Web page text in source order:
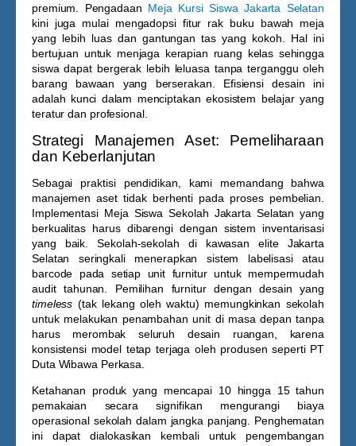
premium. Pengadaan Meja Kursi Siswa Jakarta Selatan
kini juga mulai mengadopsi fitur rak buku bawah meja
yang lebih luas dan gantungan tas yang kokoh. Hal ini
bertujuan untuk menjaga kerapian ruang kelas sehingga
siswa dapat bergerak lebih leluasa tanpa terganggu oleh
barang bawaan yang berserakan. Efisiensi desain ini
adalah kunci dalam menciptakan ekosistem belajar yang
teratur dan profesional.
Strategi Manajemen Aset: Pemeliharaan
dan Keberlanjutan
Sebagai praktisi pendidikan, kami memandang bahwa
manajemen aset tidak berhenti pada proses pembelian.
Implementasi Meja Siswa Sekolah Jakarta Selatan yang
berkualitas harus dibarengi dengan sistem inventarisasi
yang baik. Sekolah-sekolah di kawasan elite Jakarta
Selatan seringkali menerapkan sistem labelisasi atau
barcode pada setiap unit furnitur untuk mempermudah
audit tahunan. Pemilihan furnitur dengan desain yang
timeless (tak lekang oleh waktu) memungkinkan sekolah
untuk melakukan penambahan unit di masa depan tanpa
harus merombak seluruh desain ruangan, karena
konsistensi model tetap terjaga oleh produsen seperti PT
Duta Wibawa Perkasa.
Ketahanan produk yang mencapai 10 hingga 15 tahun
pemakaian secara signifikan mengurangi biaya
operasional sekolah dalam jangka panjang. Penghematan
ini dapat dialokasikan kembali untuk pengembangan